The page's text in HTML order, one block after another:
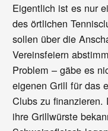
Eigentlich ist es nur
des örtlichen
sollen über die
Vereinsfeiern
Problem – gäbe es
eigenen Grill für das
Clubs zu
ihre Grillwürste